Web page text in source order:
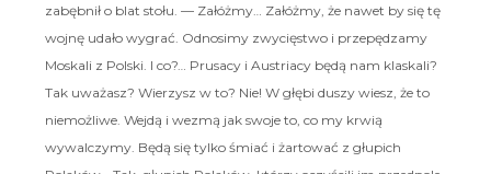
zabębnił o blat stołu. — Załóżmy… Załóżmy, że nawet by się tę
wojnę udało wygrać. Odnosimy zwycięstwo i przepędzamy
Moskali z Polski. I co?… Prusacy i Austriacy będą nam klaskali?
Tak uważasz? Wierzysz w to? Nie! W głębi duszy wiesz, że to
niemożliwe. Wejdą i wezmą jak swoje to, co my krwią
wywalczymy. Będą się tylko śmiać i żartować z głupich